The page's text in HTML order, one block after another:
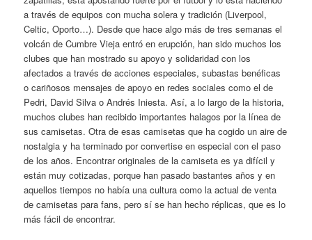
a través de equipos con mucha solera y tradición (Liverpool,
Celtic, Oporto…). Desde que hace algo más de tres semanas el
volcán de Cumbre Vieja entró en erupción, han sido muchos los
clubes que han mostrado su apoyo y solidaridad con los
afectados a través de acciones especiales, subastas benéficas
o cariñosos mensajes de apoyo en redes sociales como el de
Pedri, David Silva o Andrés Iniesta. Así, a lo largo de la historia,
muchos clubes han recibido importantes halagos por la línea de
sus camisetas. Otra de esas camisetas que ha cogido un aire de
nostalgia y ha terminado por convertise en especial con el paso
de los años. Encontrar originales de la camiseta es ya difícil y
están muy cotizadas, porque han pasado bastantes años y en
aquellos tiempos no había una cultura como la actual de venta
de camisetas para fans, pero sí se han hecho réplicas, que es lo
más fácil de encontrar.